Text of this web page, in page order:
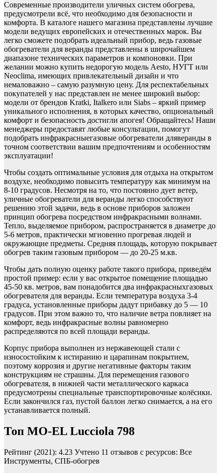
Современные производители уличных систем обогрева,
предусмотрели всё, что необходимо для безопасности и
комфорта. В каталоге нашего магазина представлены лучшие
модели ведущих европейских и отечественных марок. Вы
легко сможете подобрать идеальный прибор, ведь газовые
обогреватели для веранды представлены в широчайшем
диапазоне технических параметров и компоновки. При
желании можно купить недорогую модель Aesto, НУГТ или
Neoclima, имеющих привлекательный дизайн и что
немаловажно – самую разумную цену. Для респектабельных
покупателей у нас представлен не менее широкий выбор:
модели от брендов Kratki, Italkero или Siabs – яркий пример
уникального исполнения, в которых качество, опциональный
комфорт и безопасность достигли апогея! Обращайтесь! Наши
менеджеры предоставят любые консультации, помогут
подобрать инфракрасныегазовые обогреватели дляверанды в
точном соответствии вашим предпочтениям и особенностям
эксплуатации!
Чтобы создать оптимальные условия для отдыха на открытом
воздухе, необходимо повысить температуру как минимум на
8-10 градусов. Несмотря на то, что постоянно дует ветер,
уличные обогреватели для веранды легко способствуют
решению этой задачи, ведь в основе приборов заложен
принцип обогрева посредством инфракрасными волнами.
Тепло, выделяемое прибором, распространяется в диаметре до
5-6 метров, практически мгновенно прогревая людей и
окружающие предметы. Средняя площадь, которую покрывает
обогрев таким газовым прибором — до 20-25 м.кв.
Чтобы дать полную оценку работе такого прибора, приведём
простой пример: если у вас открытое помещение площадью
45-50 кв. метров, вам понадобится два инфракрасныхгазовых
обогревателя для веранды. Если температура воздуха 3-4
градуса, установленные приборы дадут прибавку до 5 — 10
градусов. При этом важно то, что наличие ветра повлияет на
комфорт, ведь инфракрасные волны равномерно
распределяются по всей площади веранды.
Корпус прибора выполнен из нержавеющей стали с
износостойким к истиранию и царапинам покрытием,
поэтому коррозия и другие негативные факторы таким
конструкциям не страшны. Для перемещения газового
обогревателя, в нижней части металлического каркаса
предусмотрены специальные транспортировочные колёсики.
Если закончился газ, пустой баллон легко снимается, а на его
устанавливается полный.
Топ MO-EL Lucciola 798
Рейтинг (2021): 4.23 Учтено 11 отзывов с ресурсов: Все
Инструменты, СПБ-обогрев